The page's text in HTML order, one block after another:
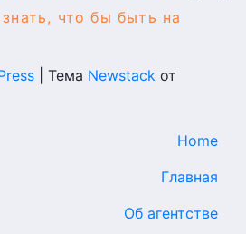
что бы быть на
Тема Newstack от
Home
Главная
Об агентстве